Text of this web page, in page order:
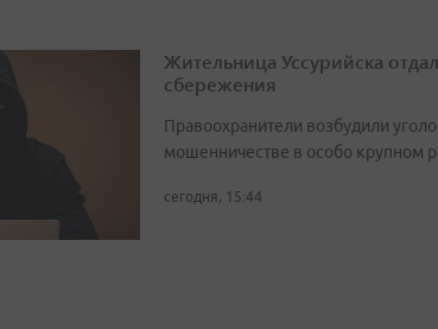
Жительница Уссурийска
сбережения
Правоохранители возбудили
мошенничестве в особо крупном
сегодня, 15:44